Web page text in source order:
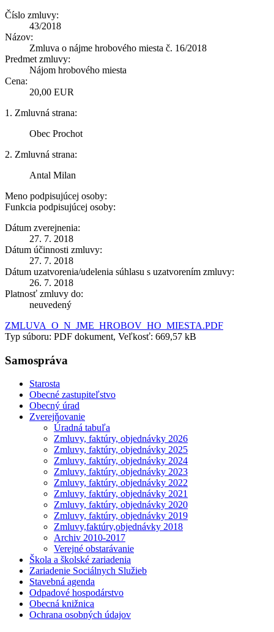
Číslo zmluvy:
43/2018
Názov:
Zmluva o nájme hrobového miesta č. 16/2018
Predmet zmluvy:
Nájom hrobového miesta
Cena:
20,00 EUR
1. Zmluvná strana:
Obec Prochot
2. Zmluvná strana:
Antal Milan
Meno podpisujúcej osoby:
Funkcia podpisujúcej osoby:
Dátum zverejnenia:
27. 7. 2018
Dátum účinnosti zmluvy:
27. 7. 2018
Dátum uzatvorenia/udelenia súhlasu s uzatvorením zmluvy:
26. 7. 2018
Platnosť zmluvy do:
neuvedený
ZMLUVA_O_N_JME_HROBOV_HO_MIESTA.PDF
Typ súboru: PDF dokument, Veľkosť: 669,57 kB
Samospráva
Starosta
Obecné zastupiteľstvo
Obecný úrad
Zverejňovanie
Úradná tabuľa
Zmluvy, faktúry, objednávky 2026
Zmluvy, faktúry, objednávky 2025
Zmluvy, faktúry, objednávky 2024
Zmluvy, faktúry, objednávky 2023
Zmluvy, faktúry, objednávky 2022
Zmluvy, faktúry, objednávky 2021
Zmluvy, faktúry, objednávky 2020
Zmluvy, faktúry, objednávky 2019
Zmluvy,faktúry,objednávky 2018
Archiv 2010-2017
Verejné obstarávanie
Škola a školské zariadenia
Zariadenie Sociálnych Služieb
Stavebná agenda
Odpadové hospodárstvo
Obecná knižnica
Ochrana osobných údajov